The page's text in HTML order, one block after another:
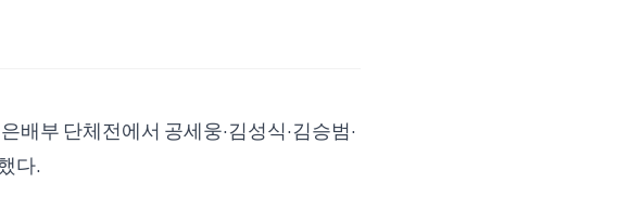
부 단체전에서 공세웅·김성식·김승범·
다.